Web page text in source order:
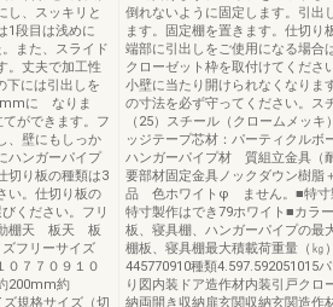
し、スッキリと
1段目は浅めに
また、スライド
。丈夫で加工性
下には引出しを
に なりま
ができます。フ
、壁にもしっか
ハンガーパイプ
切り板の種類は3
い。仕切り板の
ください。フリ
動棚天 板天 板
フリーサイズ
０７７０９１０
200mm約
規格サイズ（切
倒れないように固定します。引出
ます。固定棚を置きます。仕切り
端部に引出しをご使用になる場合
クローゼット枠を取付けてくださ
小壁に当たり開けられなくなりま
の寸法を必ず守ってください。ス
（25）スチール（クロームメッ
ッジテープ芯材：パーティクルボ
ハンガーパイプ材 質組立金具（
要部材固定金具ノックダウン樹
品 色ホワイトφ ません。■特寸
特寸製作はでき79ホワイト■カラ
板、寝具棚、ハンガーパイプの最
棚板、寝具棚最大積載荷重量（㎏
445770910種類4.597.592051015
り図内装ドア造作材内装引戸クロ
納両開き収納扉玄関収納玄関造作